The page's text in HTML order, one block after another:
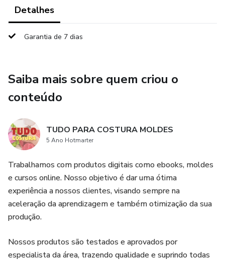
👩‍🎓 Molde testado e aprovado por modelista
profissional.
Licença de Uso – Arquivo Digital
pessoal.
Comercialização do arquivo PDF autorizada somente para
Tudo para Costura – Instagram oficial @tudo_para_costura.
É proibida a revenda, redistribuição, compartilhamento ou
comercialização do PDF, total ou parcial, sob qualquer
meio.
Protegido pela Lei nº 9.610/98 (Direitos Autorais).
Detalhes
Garantia de 7 dias
Saiba mais sobre quem criou o
conteúdo
TUDO PARA COSTURA MOLDES
5 Ano Hotmarter
Trabalhamos com produtos digitais como ebooks, moldes
e cursos online. Nosso objetivo é dar uma ótima
experiência a nossos clientes, visando sempre na
aceleração da aprendizagem e também otimização da sua
produção.
Nossos produtos são testados e aprovados por
especialista da área, trazendo qualidade e suprindo todas